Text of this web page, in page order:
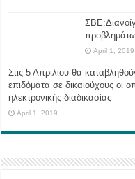
April 1, 2019
Στις 5 Απριλίου θα
επιδόματα σε δικαιούχους οι
ηλεκτρονικής διαδικασίας
April 1, 2019